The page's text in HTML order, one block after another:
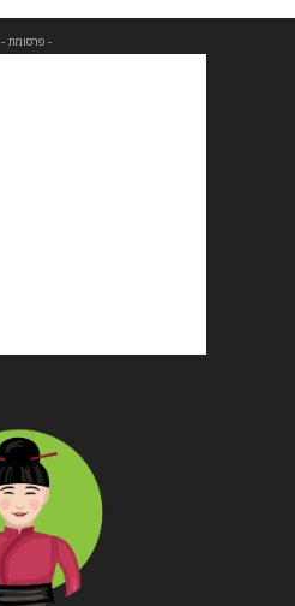
- פרסומת -